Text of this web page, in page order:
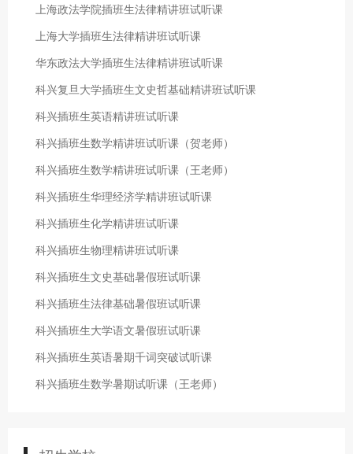
上海政法学院插班生法律精讲班试听课
上海大学插班生法律精讲班试听课
华东政法大学插班生法律精讲班试听课
科兴复旦大学插班生文史哲基础精讲班试听课
科兴插班生英语精讲班试听课
科兴插班生数学精讲班试听课（贺老师）
科兴插班生数学精讲班试听课（王老师）
科兴插班生华理经济学精讲班试听课
科兴插班生化学精讲班试听课
科兴插班生物理精讲班试听课
科兴插班生文史基础暑假班试听课
科兴插班生法律基础暑假班试听课
科兴插班生大学语文暑假班试听课
科兴插班生英语暑期千词突破试听课
科兴插班生数学暑期试听课（王老师）